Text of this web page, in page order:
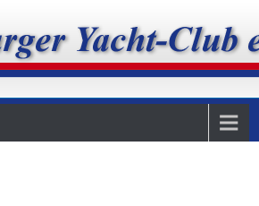
Yacht-Club
e.V.